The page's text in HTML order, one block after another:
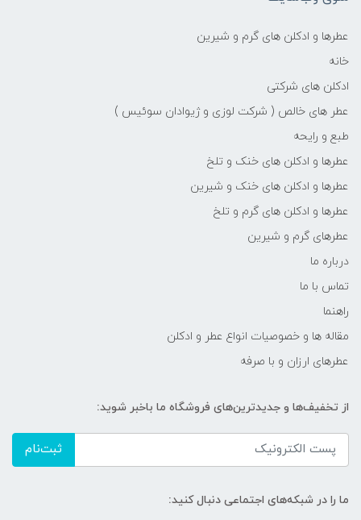
عطرها و ادکلن های گرم و شیرین
خانه
ادکلن های شرکتی
عطر های خالص ( شرکت لوزی و ژیوادان سوئیس )
طبع و رایحه
عطرها و ادکلن های خنک و تلخ
عطرها و ادکلن های خنک و شیرین
عطرها و ادکلن های گرم و تلخ
عطرهای گرم و شیرین
درباره ما
تماس با ما
راهنما
مقاله ها و خصوصیات انواع عطر و ادکلن
عطرهای ارزان و با صرفه
از تخفیف‌ها و جدیدترین‌های فروشگاه ما باخبر شوید:
ثبت‌نام
ما را در شبکه‌های اجتماعی دنبال کنید: